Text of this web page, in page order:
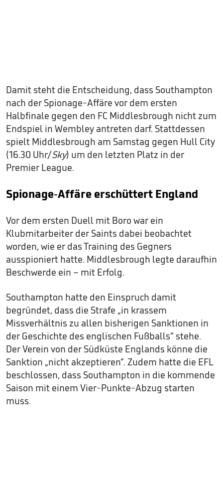
Damit steht die Entscheidung, dass Southampton
nach der Spionage-Affäre vor dem ersten
Halbfinale gegen den FC Middlesbrough nicht zum
Endspiel in Wembley antreten darf. Stattdessen
spielt Middlesbrough am Samstag gegen Hull City
(16.30 Uhr/Sky) um den letzten Platz in der
Premier League.
Spionage-Affäre erschüttert England
Vor dem ersten Duell mit Boro war ein
Klubmitarbeiter der Saints dabei beobachtet
worden, wie er das Training des Gegners
ausspioniert hatte. Middlesbrough legte daraufhin
Beschwerde ein – mit Erfolg.
Southampton hatte den Einspruch damit
begründet, dass die Strafe „in krassem
Missverhältnis zu allen bisherigen Sanktionen in
der Geschichte des englischen Fußballs“ stehe.
Der Verein von der Südküste Englands könne die
Sanktion „nicht akzeptieren“. Zudem hatte die EFL
beschlossen, dass Southampton in die kommende
Saison mit einem Vier-Punkte-Abzug starten
muss.